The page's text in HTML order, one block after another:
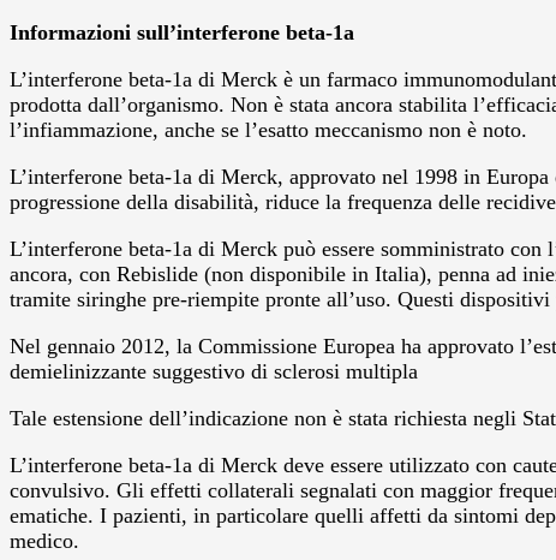
Informazioni sull’interferone beta-1a
L’interferone beta-1a di Merck è un farmaco
prodotta dall’organismo. Non è stata ancora stabilita
l’infiammazione, anche se l’esatto meccanismo non è noto.
L’interferone beta-1a di Merck, approvato nel 1998 in
progressione della disabilità, riduce la frequenza delle
L’interferone beta-1a di Merck può essere somministrato
ancora, con Rebislide (non disponibile in Italia), penna ad
tramite siringhe pre-riempite pronte all’uso. Questi
Nel gennaio 2012, la Commissione Europea ha approvato
demielinizzante suggestivo di sclerosi multipla
Tale estensione dell’indicazione non è stata richiesta negli
L’interferone beta-1a di Merck deve essere utilizzato con
convulsivo. Gli effetti collaterali segnalati con maggior
ematiche. I pazienti, in particolare quelli affetti da sintomi
medico.